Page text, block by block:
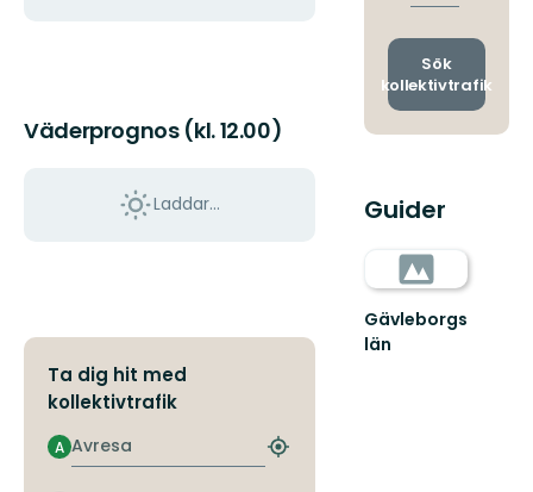
Väderprognos (kl. 12.00)
Laddar...
Ta dig hit med
kollektivtrafik
Avresa
A
Hitta
och
Sök
kollektivtrafik
Guider
Gävleborgs
län